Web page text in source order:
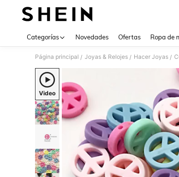
Categorías Novedades Ofertas Ropa de
Página principal / Joyas & Relojes / Hacer Joyas /
Video